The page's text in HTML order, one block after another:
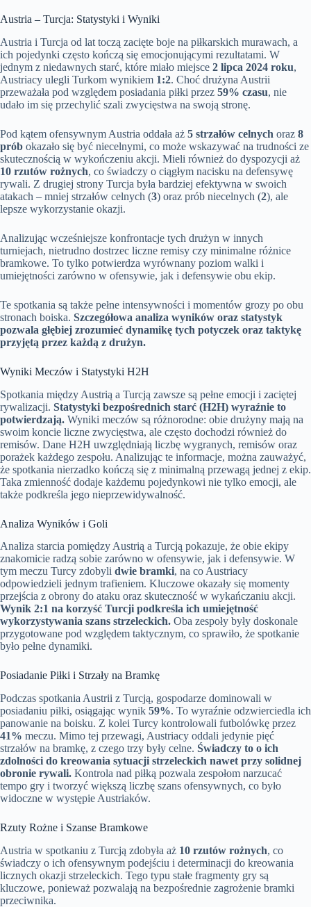
Austria – Turcja: Statystyki i Wyniki
Austria i Turcja od lat toczą zacięte boje na piłkarskich murawach, a
ich pojedynki często kończą się emocjonującymi rezultatami. W
jednym z niedawnych starć, które miało miejsce 2 lipca 2024 roku,
Austriacy ulegli Turkom wynikiem 1:2. Choć drużyna Austrii
przeważała pod względem posiadania piłki przez 59% czasu, nie
udało im się przechylić szali zwycięstwa na swoją stronę.
Pod kątem ofensywnym Austria oddała aż 5 strzałów celnych oraz 8
prób okazało się być niecelnymi, co może wskazywać na trudności ze
skutecznością w wykończeniu akcji. Mieli również do dyspozycji aż
10 rzutów rożnych, co świadczy o ciągłym nacisku na defensywę
rywali. Z drugiej strony Turcja była bardziej efektywna w swoich
atakach – mniej strzałów celnych (3) oraz prób niecelnych (2), ale
lepsze wykorzystanie okazji.
Analizując wcześniejsze konfrontacje tych drużyn w innych
turniejach, nietrudno dostrzec liczne remisy czy minimalne różnice
bramkowe. To tylko potwierdza wyrównany poziom walki i
umiejętności zarówno w ofensywie, jak i defensywie obu ekip.
Te spotkania są także pełne intensywności i momentów grozy po obu
stronach boiska. Szczegółowa analiza wyników oraz statystyk
pozwala głębiej zrozumieć dynamikę tych potyczek oraz taktykę
przyjętą przez każdą z drużyn.
Wyniki Meczów i Statystyki H2H
Spotkania między Austrią a Turcją zawsze są pełne emocji i zaciętej
rywalizacji. Statystyki bezpośrednich starć (H2H) wyraźnie to
potwierdzają. Wyniki meczów są różnorodne: obie drużyny mają na
swoim koncie liczne zwycięstwa, ale często dochodzi również do
remisów. Dane H2H uwzględniają liczbę wygranych, remisów oraz
porażek każdego zespołu. Analizując te informacje, można zauważyć,
że spotkania nierzadko kończą się z minimalną przewagą jednej z ekip.
Taka zmienność dodaje każdemu pojedynkowi nie tylko emocji, ale
także podkreśla jego nieprzewidywalność.
Analiza Wyników i Goli
Analiza starcia pomiędzy Austrią a Turcją pokazuje, że obie ekipy
znakomicie radzą sobie zarówno w ofensywie, jak i defensywie. W
tym meczu Turcy zdobyli dwie bramki, na co Austriacy
odpowiedzieli jednym trafieniem. Kluczowe okazały się momenty
przejścia z obrony do ataku oraz skuteczność w wykańczaniu akcji.
Wynik 2:1 na korzyść Turcji podkreśla ich umiejętność
wykorzystywania szans strzeleckich. Oba zespoły były doskonale
przygotowane pod względem taktycznym, co sprawiło, że spotkanie
było pełne dynamiki.
Posiadanie Piłki i Strzały na Bramkę
Podczas spotkania Austrii z Turcją, gospodarze dominowali w
posiadaniu piłki, osiągając wynik 59%. To wyraźnie odzwierciedla ich
panowanie na boisku. Z kolei Turcy kontrolowali futbolówkę przez
41% meczu. Mimo tej przewagi, Austriacy oddali jedynie pięć
strzałów na bramkę, z czego trzy były celne. Świadczy to o ich
zdolności do kreowania sytuacji strzeleckich nawet przy solidnej
obronie rywali. Kontrola nad piłką pozwala zespołom narzucać
tempo gry i tworzyć większą liczbę szans ofensywnych, co było
widoczne w występie Austriaków.
Rzuty Rożne i Szanse Bramkowe
Austria w spotkaniu z Turcją zdobyła aż 10 rzutów rożnych, co
świadczy o ich ofensywnym podejściu i determinacji do kreowania
licznych okazji strzeleckich. Tego typu stałe fragmenty gry są
kluczowe, ponieważ pozwalają na bezpośrednie zagrożenie bramki
przeciwnika.